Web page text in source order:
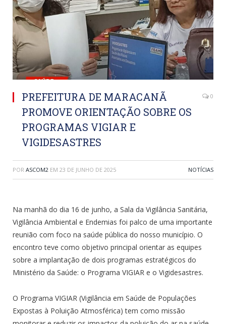
PREFEITURA DE MARACANÃ
PROMOVE ORIENTAÇÃO SOBRE OS
PROGRAMAS VIGIAR E
VIGIDESASTRES
0
POR ASCOM2 EM 23 DE JUNHO DE 2025 NOTÍCIAS
Na manhã do dia 16 de junho, a Sala da Vigilância Sanitária,
Vigilância Ambiental e Endemias foi palco de uma importante
reunião com foco na saúde pública do nosso município. O
encontro teve como objetivo principal orientar as equipes
sobre a implantação de dois programas estratégicos do
Ministério da Saúde: o Programa VIGIAR e o Vigidesastres.
O Programa VIGIAR (Vigilância em Saúde de Populações
Expostas à Poluição Atmosférica) tem como missão